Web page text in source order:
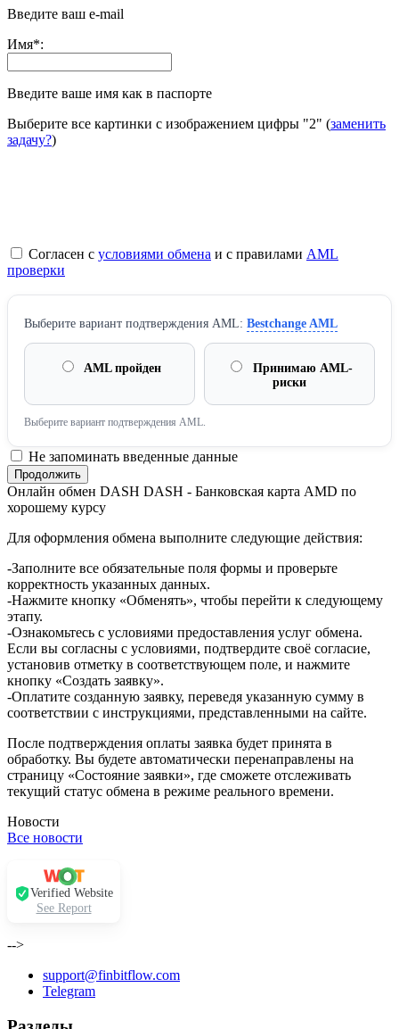
Введите ваш e-mail
Имя*:
Введите ваше имя как в паспорте
Выберите все картинки с изображением цифры "2" (заменить
задачу?)
Согласен с условиями обмена и с правилами AML
проверки
Выберите вариант подтверждения AML: Bestchange AML
AML пройден
Принимаю AML-
риски
Выберите вариант подтверждения AML.
Не запоминать введенные данные
Онлайн обмен DASH DASH - Банковская карта AMD по
хорошему курсу
Для оформления обмена выполните следующие действия:
-Заполните все обязательные поля формы и проверьте
корректность указанных данных.
-Нажмите кнопку «Обменять», чтобы перейти к следующему
этапу.
-Ознакомьтесь с условиями предоставления услуг обмена.
Если вы согласны с условиями, подтвердите своё согласие,
установив отметку в соответствующем поле, и нажмите
кнопку «Создать заявку».
-Оплатите созданную заявку, переведя указанную сумму в
соответствии с инструкциями, представленными на сайте.
После подтверждения оплаты заявка будет принята в
обработку. Вы будете автоматически перенаправлены на
страницу «Состояние заявки», где сможете отслеживать
текущий статус обмена в режиме реального времени.
Новости
Все новости
Verified Website
See Report
-->
support@finbitflow.com
Telegram